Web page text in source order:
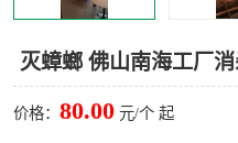
灭蟑螂 佛山南海工厂
价格： 80.00 元/个 起